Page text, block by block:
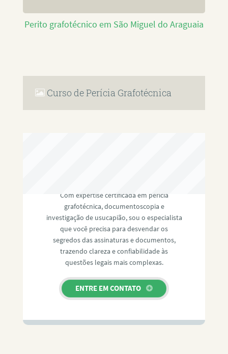
Perito grafotécnico em São Miguel do Araguaia
Curso de Perícia Grafotécnica
Com expertise certificada em perícia
grafotécnica, documentoscopia e
investigação de usucapião, sou o especialista
que você precisa para desvendar os
segredos das assinaturas e documentos,
trazendo clareza e confiabilidade às
questões legais mais complexas.
ENTRE EM CONTATO